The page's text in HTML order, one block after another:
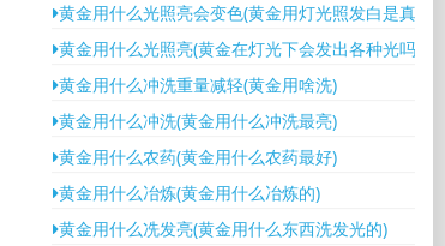
黄金用什么光照亮会变色(黄金用灯光照发白是真的吗)
黄金用什么光照亮(黄金在灯光下会发出各种光吗)
黄金用什么冲洗重量减轻(黄金用啥洗)
黄金用什么冲洗(黄金用什么冲洗最亮)
黄金用什么农药(黄金用什么农药最好)
黄金用什么冶炼(黄金用什么冶炼的)
黄金用什么冼发亮(黄金用什么东西洗发光的)